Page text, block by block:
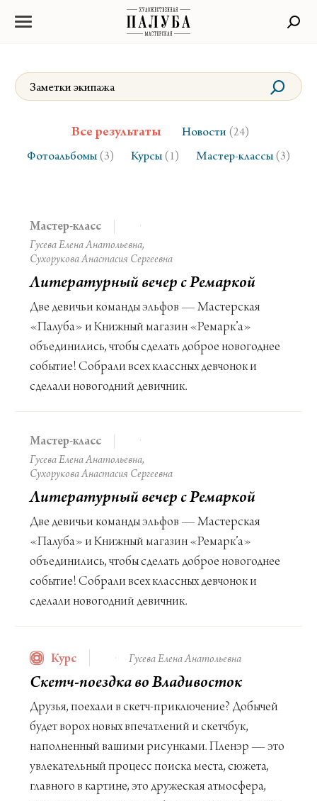
Все результаты Новости (24)
Фотоальбомы(3) Курсы(1) Мастер-классы(3)
Мастер-класс
Гусева Елена Анатольевна
Сухорукова Анастасия Сергеевна
Литературный вечер с Ремаркой
Две девичьи команды эльфов — Мастерская
«Палуба» и Книжный магазин «Ремарк’а»
объединились, чтобы сделать доброе новогоднее
событие! Собрали всех классных девчонок и
сделали новогодний девичник.
Мастер-класс
Гусева Елена Анатольевна
Сухорукова Анастасия Сергеевна
Литературный вечер с Ремаркой
Две девичьи команды эльфов — Мастерская
«Палуба» и Книжный магазин «Ремарк’а»
объединились, чтобы сделать доброе новогоднее
событие! Собрали всех классных девчонок и
сделали новогодний девичник.
Курс Гусева Елена Анатольевна
Скетч-поездка во Владивосток
Друзья, поехали в скетч-приключение? Добычей
будет ворох новых впечатлений и скетчбук,
наполненный вашими рисунками. Пленэр — это
увлекательный процесс поиска места, сюжета,
главного в картине, это дружеская атмосфера,